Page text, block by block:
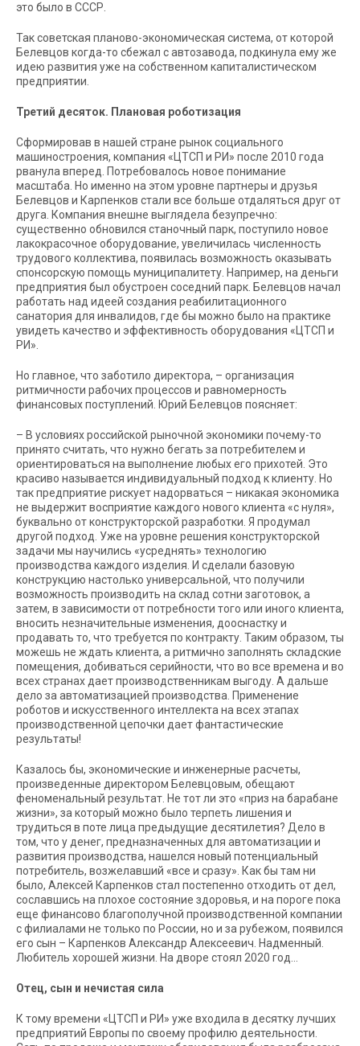
это было в СССР.
Так советская планово-экономическая система, от которой
Белевцов когда-то сбежал с автозавода, подкинула ему же
идею развития уже на собственном капиталистическом
предприятии.
Третий десяток. Плановая роботизация
Сформировав в нашей стране рынок социального
машиностроения, компания «ЦТСП и РИ» после 2010 года
рванула вперед. Потребовалось новое понимание
масштаба. Но именно на этом уровне партнеры и друзья
Белевцов и Карпенков стали все больше отдаляться друг от
друга. Компания внешне выглядела безупречно:
существенно обновился станочный парк, поступило новое
лакокрасочное оборудование, увеличилась численность
трудового коллектива, появилась возможность оказывать
спонсорскую помощь муниципалитету. Например, на деньги
предприятия был обустроен соседний парк. Белевцов начал
работать над идеей создания реабилитационного
санатория для инвалидов, где бы можно было на практике
увидеть качество и эффективность оборудования «ЦТСП и
РИ».
Но главное, что заботило директора, – организация
ритмичности рабочих процессов и равномерность
финансовых поступлений. Юрий Белевцов поясняет:
– В условиях российской рыночной экономики почему-то
принято считать, что нужно бегать за потребителем и
ориентироваться на выполнение любых его прихотей. Это
красиво называется индивидуальный подход к клиенту. Но
так предприятие рискует надорваться – никакая экономика
не выдержит восприятие каждого нового клиента «с нуля»,
буквально от конструкторской разработки. Я продумал
другой подход. Уже на уровне решения конструкторской
задачи мы научились «усреднять» технологию
производства каждого изделия. И сделали базовую
конструкцию настолько универсальной, что получили
возможность производить на склад сотни заготовок, а
затем, в зависимости от потребности того или иного клиента,
вносить незначительные изменения, дооснастку и
продавать то, что требуется по контракту. Таким образом, ты
можешь не ждать клиента, а ритмично заполнять складские
помещения, добиваться серийности, что во все времена и во
всех странах дает производственникам выгоду. А дальше
дело за автоматизацией производства. Применение
роботов и искусственного интеллекта на всех этапах
производственной цепочки дает фантастические
результаты!
Казалось бы, экономические и инженерные расчеты,
произведенные директором Белевцовым, обещают
феноменальный результат. Не тот ли это «приз на барабане
жизни», за который можно было терпеть лишения и
трудиться в поте лица предыдущие десятилетия? Дело в
том, что у денег, предназначенных для автоматизации и
развития производства, нашелся новый потенциальный
потребитель, возжелавший «все и сразу». Как бы там ни
было, Алексей Карпенков стал постепенно отходить от дел,
сославшись на плохое состояние здоровья, и на пороге пока
еще финансово благополучной производственной компании
с филиалами не только по России, но и за рубежом, появился
его сын – Карпенков Александр Алексеевич. Надменный.
Любитель хорошей жизни. На дворе стоял 2020 год…
Отец, сын и нечистая сила
К тому времени «ЦТСП и РИ» уже входила в десятку лучших
предприятий Европы по своему профилю деятельности.